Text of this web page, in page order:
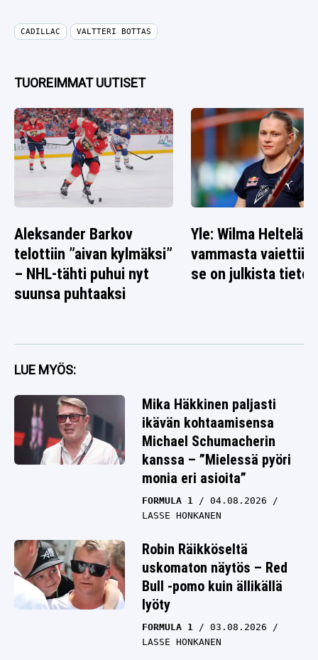
CADILLAC VALTTERI BOTTAS
TUOREIMMAT UUTISET
Aleksander Barkov
telottiin ”aivan kylmäksi”
– NHL-tähti puhui nyt
suunsa puhtaaksi
Yle: Wilma Heltelän
vammasta vaiettiin
se on julkista tietoa
LUE MYÖS:
Mika Häkkinen paljasti
ikävän kohtaamisensa
Michael Schumacherin
kanssa – ”Mielessä pyöri
monia eri asioita”
FORMULA 1
04.08.2026
LASSE HONKANEN
Robin Räikköseltä
uskomaton näytös – Red
Bull -pomo kuin ällikällä
lyöty
FORMULA 1
03.08.2026
LASSE HONKANEN